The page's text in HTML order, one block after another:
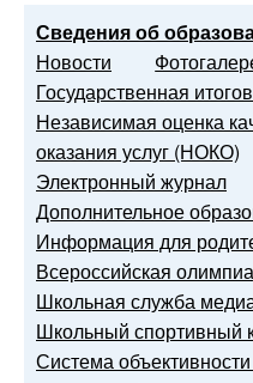
Сведения об
Новости
Государственная
Независимая оценка
оказания услуг (НОКО)
Электронный журнал
Дополнительное
Информация для
Всероссийская
Школьная служба
Школьный спортивный
Система